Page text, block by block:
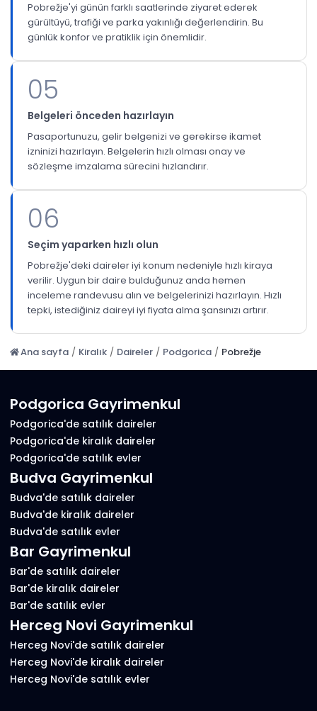
Pobrežje'yi günün farklı saatlerinde ziyaret ederek
gürültüyü, trafiği ve parka yakınlığı değerlendirin. Bu
günlük konfor ve pratiklik için önemlidir.
05
Belgeleri önceden hazırlayın
Pasaportunuzu, gelir belgenizi ve gerekirse ikamet
izninizi hazırlayın. Belgelerin hızlı olması onay ve
sözleşme imzalama sürecini hızlandırır.
06
Seçim yaparken hızlı olun
Pobrežje'deki daireler iyi konum nedeniyle hızlı kiraya
verilir. Uygun bir daire bulduğunuz anda hemen
inceleme randevusu alın ve belgelerinizi hazırlayın. Hızlı
tepki, istediğiniz daireyi iyi fiyata alma şansınızı artırır.
Ana sayfa / Kiralık / Daireler / Podgorica / Pobrežje
Podgorica Gayrimenkul
Podgorica'de satılık daireler
Podgorica'de kiralık daireler
Podgorica'de satılık evler
Budva Gayrimenkul
Budva'de satılık daireler
Budva'de kiralık daireler
Budva'de satılık evler
Bar Gayrimenkul
Bar'de satılık daireler
Bar'de kiralık daireler
Bar'de satılık evler
Herceg Novi Gayrimenkul
Herceg Novi'de satılık daireler
Herceg Novi'de kiralık daireler
Herceg Novi'de satılık evler